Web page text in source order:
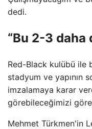
dedi.
“Bu 2-3 daha
Red-Black kulübü ile
stadyum ve yapının
imzalamaya karar
görebileceğimizi
Mehmet Türkmen'in